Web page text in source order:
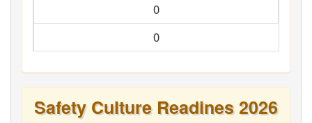
0
0
Safety Culture Readines 2026